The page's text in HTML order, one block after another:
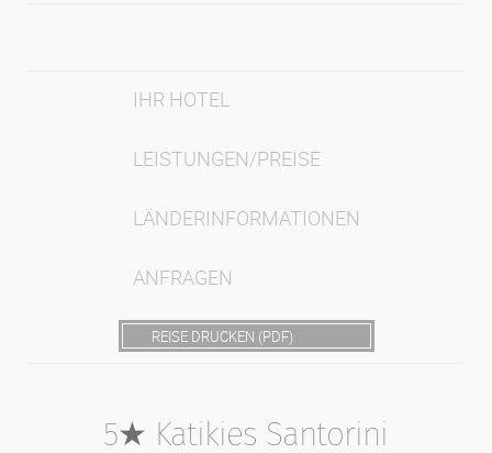
IHR HOTEL
LEISTUNGEN/PREISE
LÄNDERINFORMATIONEN
ANFRAGEN
REISE DRUCKEN (PDF)
5★ Katikies Santorini